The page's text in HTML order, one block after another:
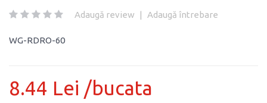
Adaugă review | Adaugă întrebare
WG-RDRO-60
8.44 Lei /bucata